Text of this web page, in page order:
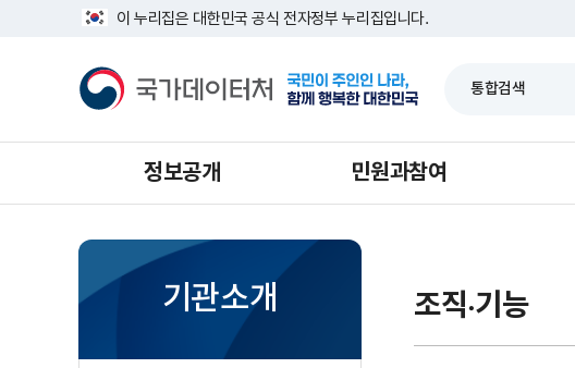
이 누리집은 대한민국 공식 전자정부 누리집입니다.
정보공개 민원과참여
기관소개 조직·기능